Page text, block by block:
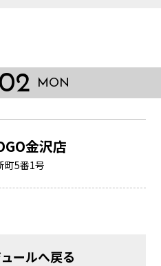
02 MON
金沢店
町5番1号
ールへ戻る